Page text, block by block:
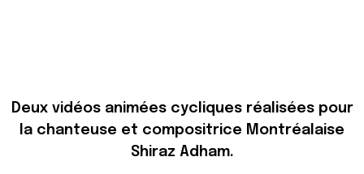
Deux vidéos animées cycliques réalisées pour
la chanteuse et compositrice Montréalaise
Shiraz Adham.